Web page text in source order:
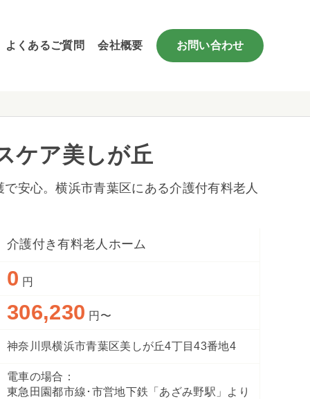
よくあるご質問 会社概要 お問い合わせ
ケア美しが丘
安心。横浜市青葉区にある介護付有料老人
介護付き有料老人ホーム
0 円
306,230 円〜
神奈川県横浜市青葉区美しが丘4丁目43番地4
電車の場合：
東急田園都市線･市営地下鉄「あざみ野駅」より